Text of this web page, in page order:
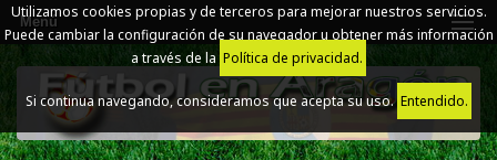
Utilizamos cookies propias y de terceros para mejorar nuestros servicios.
Puede cambiar la configuración de su navegador u obtener más información
a través de la Política de privacidad.
Si continua navegando, consideramos que acepta su uso.Entendido.
Menú